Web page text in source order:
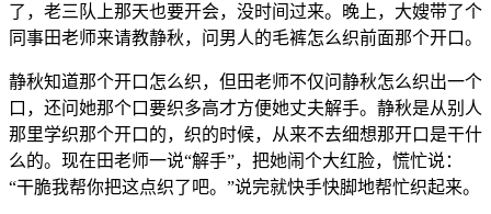
了，老三队上那天也要开会，没时间过来。晚上，大嫂带了个
同事田老师来请教静秋，问男人的毛裤怎么织前面那个开口。
静秋知道那个开口怎么织，但田老师不仅问静秋怎么织出一个
口，还问她那个口要织多高才方便她丈夫解手。静秋是从别人
那里学织那个开口的，织的时候，从来不去细想那开口是干什
么的。现在田老师一说“解手”，把她闹个大红脸，慌忙说：
“干脆我帮你把这点织了吧。”说完就快手快脚地帮忙织起来。